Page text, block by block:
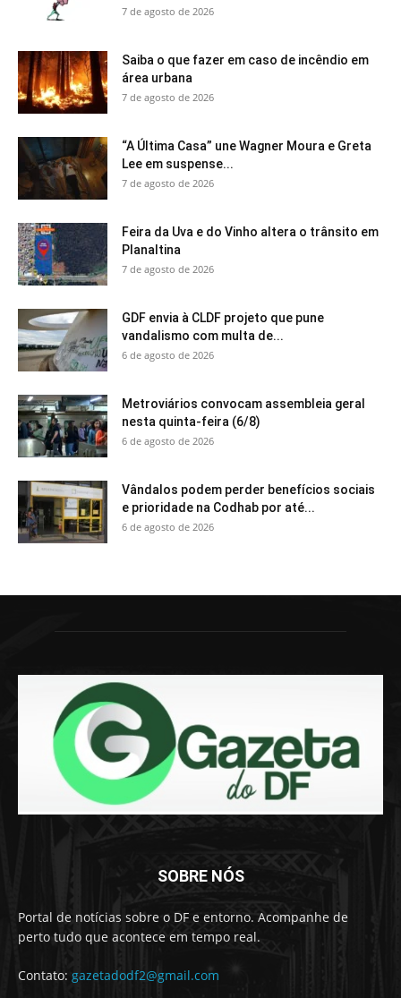
7 de agosto de 2026
Saiba o que fazer em caso de incêndio em
área urbana
7 de agosto de 2026
“A Última Casa” une Wagner Moura e Greta
Lee em suspense...
7 de agosto de 2026
Feira da Uva e do Vinho altera o trânsito em
Planaltina
7 de agosto de 2026
GDF envia à CLDF projeto que pune
vandalismo com multa de...
6 de agosto de 2026
Metroviários convocam assembleia geral
nesta quinta-feira (6/8)
6 de agosto de 2026
Vândalos podem perder benefícios sociais
e prioridade na Codhab por até...
6 de agosto de 2026
SOBRE NÓS
Portal de notícias sobre o DF e entorno. Acompanhe de
perto tudo que acontece em tempo real.
Contato: gazetadodf2@gmail.com